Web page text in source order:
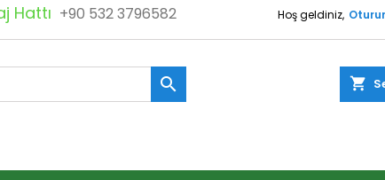
Hattı +90 532 3796582 Hoş geldiniz,
shopping_cart
